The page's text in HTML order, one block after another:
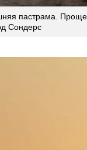
пастрама.
Сондерс